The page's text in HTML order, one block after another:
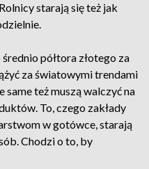
starają się też jak
półtora złotego za
za światowymi trendami
same też muszą walczyć na
To, czego zakłady
w gotówce, starają
Chodzi o to, by